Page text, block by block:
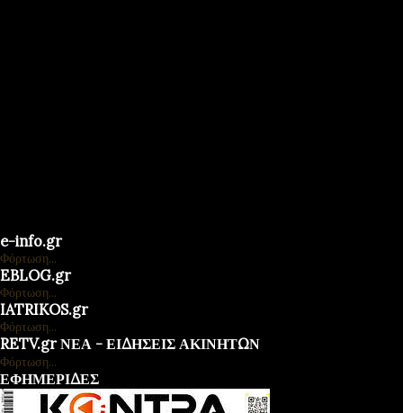
e-info.gr
Φόρτωση...
EBLOG.gr
Φόρτωση...
IATRIKOS.gr
Φόρτωση...
RETV.gr ΝΕΑ - ΕΙΔΗΣΕΙΣ ΑΚΙΝΗΤΩΝ
Φόρτωση...
ΕΦΗΜΕΡΙΔΕΣ